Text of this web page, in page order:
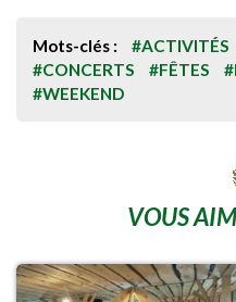
Mots-clés : #ACTIVITÉS
#CONCERTS
#FÊTES
#WEEKEND
VOUS